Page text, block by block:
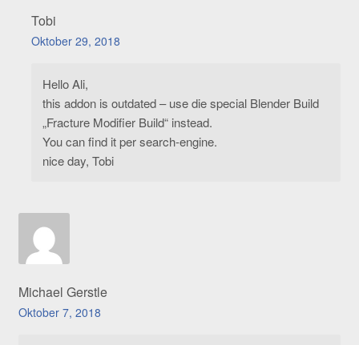
Tobi
Oktober 29, 2018
Hello Ali,
this addon is outdated – use die special Blender Build
„Fracture Modifier Build“ instead.
You can find it per search-engine.
nice day, Tobi
Michael Gerstle
Oktober 7, 2018